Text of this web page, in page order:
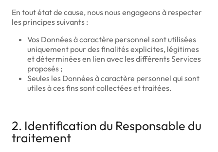
En tout état de cause, nous nous engageons à respecter
les principes suivants :
Vos Données à caractère personnel sont utilisées
uniquement pour des finalités explicites, légitimes
et déterminées en lien avec les différents Services
proposés ;
Seules les Données à caractère personnel qui sont
utiles à ces fins sont collectées et traitées.
2. Identification du Responsable du
traitement